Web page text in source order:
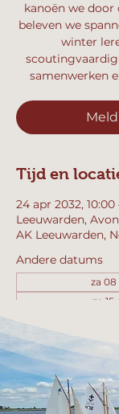
kanoën we door
beleven we
winter
samenwerken
Tijd en
24 apr 2032, 10:00
Leeuwarden,
AK Leeuwarden,
Andere datums
za 08
za 15
Bekijk alle 358